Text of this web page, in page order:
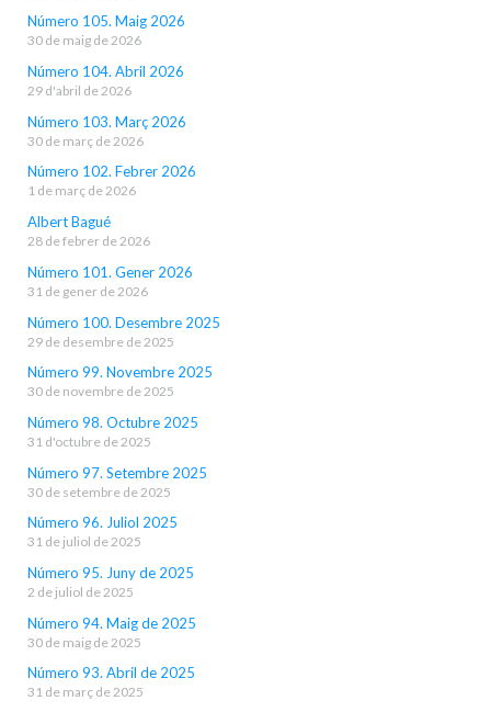
Número 105. Maig 2026
30 de maig de 2026
Número 104. Abril 2026
29 d'abril de 2026
Número 103. Març 2026
30 de març de 2026
Número 102. Febrer 2026
1 de març de 2026
Albert Bagué
28 de febrer de 2026
Número 101. Gener 2026
31 de gener de 2026
Número 100. Desembre 2025
29 de desembre de 2025
Número 99. Novembre 2025
30 de novembre de 2025
Número 98. Octubre 2025
31 d'octubre de 2025
Número 97. Setembre 2025
30 de setembre de 2025
Número 96. Juliol 2025
31 de juliol de 2025
Número 95. Juny de 2025
2 de juliol de 2025
Número 94. Maig de 2025
30 de maig de 2025
Número 93. Abril de 2025
31 de març de 2025